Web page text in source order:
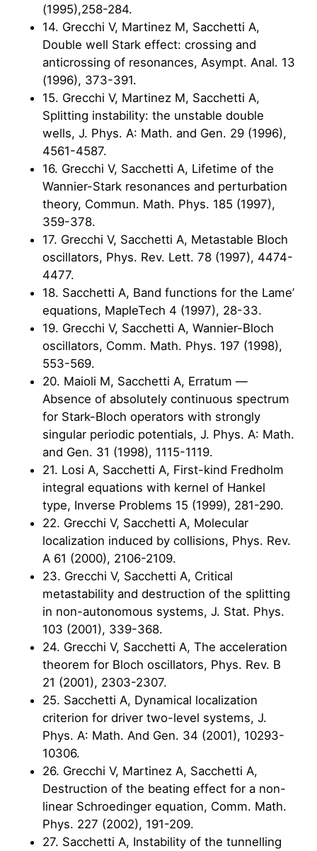
(1995),258-284.
14. Grecchi V, Martinez M, Sacchetti A,
Double well Stark effect: crossing and
anticrossing of resonances, Asympt. Anal. 13
(1996), 373-391.
15. Grecchi V, Martinez M, Sacchetti A,
Splitting instability: the unstable double
wells, J. Phys. A: Math. and Gen. 29 (1996),
4561-4587.
16. Grecchi V, Sacchetti A, Lifetime of the
Wannier-Stark resonances and perturbation
theory, Commun. Math. Phys. 185 (1997),
359-378.
17. Grecchi V, Sacchetti A, Metastable Bloch
oscillators, Phys. Rev. Lett. 78 (1997), 4474-
4477.
18. Sacchetti A, Band functions for the Lame’
equations, MapleTech 4 (1997), 28-33.
19. Grecchi V, Sacchetti A, Wannier-Bloch
oscillators, Comm. Math. Phys. 197 (1998),
553-569.
20. Maioli M, Sacchetti A, Erratum —
Absence of absolutely continuous spectrum
for Stark-Bloch operators with strongly
singular periodic potentials, J. Phys. A: Math.
and Gen. 31 (1998), 1115-1119.
21. Losi A, Sacchetti A, First-kind Fredholm
integral equations with kernel of Hankel
type, Inverse Problems 15 (1999), 281-290.
22. Grecchi V, Sacchetti A, Molecular
localization induced by collisions, Phys. Rev.
A 61 (2000), 2106-2109.
23. Grecchi V, Sacchetti A, Critical
metastability and destruction of the splitting
in non-autonomous systems, J. Stat. Phys.
103 (2001), 339-368.
24. Grecchi V, Sacchetti A, The acceleration
theorem for Bloch oscillators, Phys. Rev. B
21 (2001), 2303-2307.
25. Sacchetti A, Dynamical localization
criterion for driver two-level systems, J.
Phys. A: Math. And Gen. 34 (2001), 10293-
10306.
26. Grecchi V, Martinez A, Sacchetti A,
Destruction of the beating effect for a non-
linear Schroedinger equation, Comm. Math.
Phys. 227 (2002), 191-209.
27. Sacchetti A, Instability of the tunnelling